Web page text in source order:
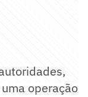
operação